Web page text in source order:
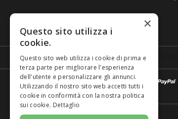
×
Questo sito utilizza i
cookie.
Questo sito web utilizza i cookie di prima e
terza parte per migliorare l'esperienza
dell'utente e personalizzare gli annunci.
Utilizzando il nostro sito web accetti tutti i
cookie in conformità con la nostra politica
sui cookie. Dettaglio